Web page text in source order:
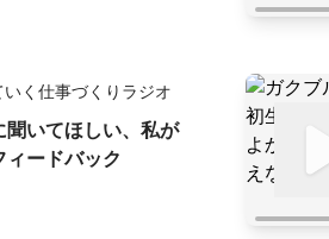
く仕事づくりラジオ
いてほしい、私が
ードバック